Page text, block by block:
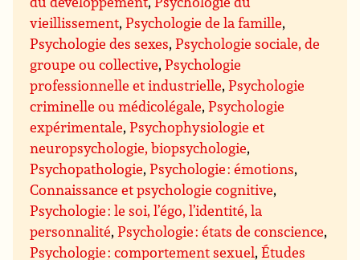
vieillissement,Psychologie de la famille,
Psychologie des sexes,Psychologie sociale, de
groupe ou collective,Psychologie
professionnelle et industrielle,Psychologie
criminelle ou médicolégale,Psychologie
expérimentale,Psychophysiologie et
neuropsychologie, biopsychologie,
Psychopathologie,Psychologie : émotions,
Connaissance et psychologie cognitive,
Psychologie : le soi, l’égo, l’identité, la
personnalité,Psychologie : états de conscience,
Psychologie : comportement sexuel,Études